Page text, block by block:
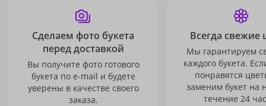
Сделаем фото букета
перед доставкой
Вы получите фото готового
букета по e-mail и будете
уверены в качестве своего
заказа.
Всегда свежие
Мы гарантируем
каждого букета.
понравятся
заменим букет на
течение 24